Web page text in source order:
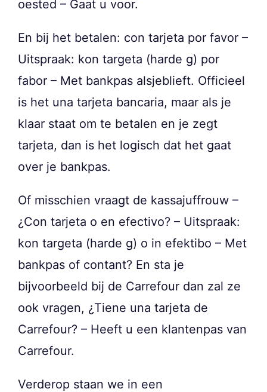
oested – Gaat u voor.
En bij het betalen: con tarjeta por favor –
Uitspraak: kon targeta (harde g) por
fabor – Met bankpas alsjeblieft. Officieel
is het una tarjeta bancaria, maar als je
klaar staat om te betalen en je zegt
tarjeta, dan is het logisch dat het gaat
over je bankpas.
Of misschien vraagt de kassajuffrouw –
¿Con tarjeta o en efectivo? – Uitspraak:
kon targeta (harde g) o in efektibo – Met
bankpas of contant? En sta je
bijvoorbeeld bij de Carrefour dan zal ze
ook vragen, ¿Tiene una tarjeta de
Carrefour? – Heeft u een klantenpas van
Carrefour.
Verderop staan we in een